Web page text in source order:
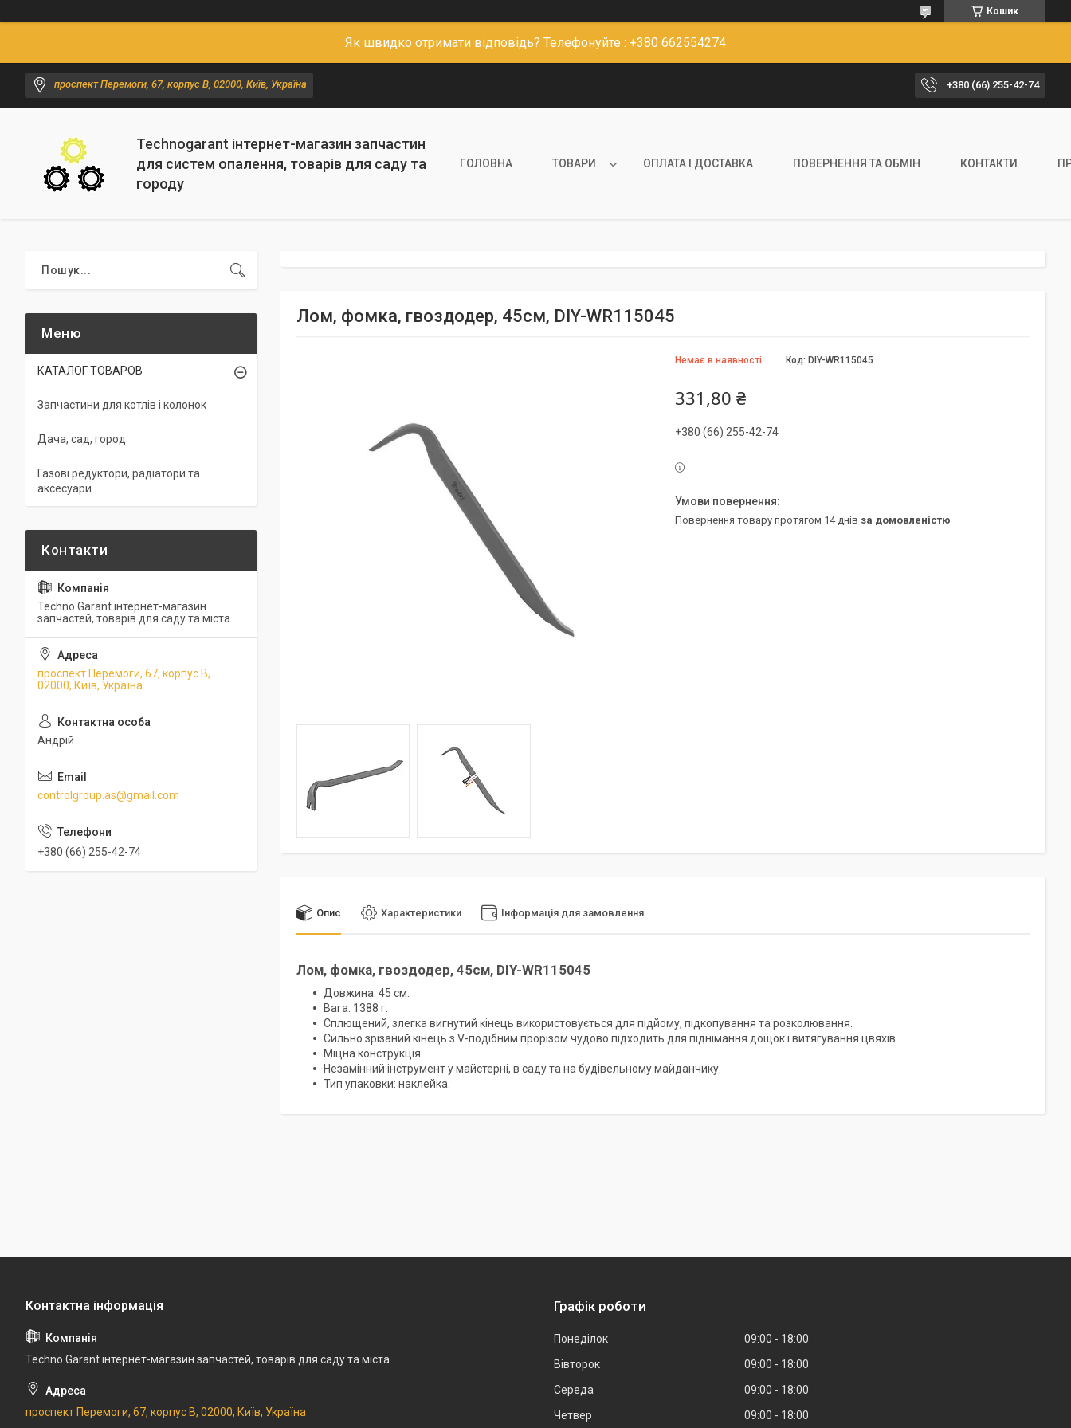
Кошик
Як швидко отримати відповідь? Телефонуйте : +380 662554274
проспект Перемоги, 67, корпус В, 02000, Київ, Україна +380 (66) 255-42-74
Technogarant інтернет-магазин запчастин
для систем опалення, товарів для саду та
городу
ГОЛОВНА ТОВАРИ ОПЛАТА І ДОСТАВКА ПОВЕРНЕННЯ ТА ОБМІН КОНТАКТИ
Лом, фомка, гвоздодер, 45см, DIY-WR115045
Немає в наявності Код: DIY-WR115045
331,80 ₴
+380 (66) 255-42-74
повернення товару протягом 14 днів за домовленістю
Опис Характеристики Інформація для замовлення
Лом, фомка, гвоздодер, 45см, DIY-WR115045
Довжина: 45 см.
Вага: 1388 г.
Сплющений, злегка вигнутий кінець використовується для підйому, підкопування та розколювання.
Сильно зрізаний кінець з V-подібним прорізом чудово підходить для піднімання дощок і витягування цвяхів.
Міцна конструкція.
Незамінний інструмент у майстерні, в саду та на будівельному майданчику.
Тип упаковки: наклейка.
КАТАЛОГ ТОВАРОВ
Запчастини для котлів і колонок
Дача, сад, город
Газові редуктори, радіатори та
аксесуари
Techno Garant інтернет-магазин
запчастей, товарів для саду та міста
проспект Перемоги, 67, корпус В,
02000, Київ, Україна
Андрій
controlgroup.as@gmail.com
+380 (66) 255-42-74
Techno Garant інтернет-магазин запчастей, товарів для саду та міста
проспект Перемоги, 67, корпус В, 02000, Київ, Україна
Графік роботи
Понеділок 09:00
18:00
Вівторок
09:00
18:00
Середа
09:00
18:00
Четвер
09:00 18:00